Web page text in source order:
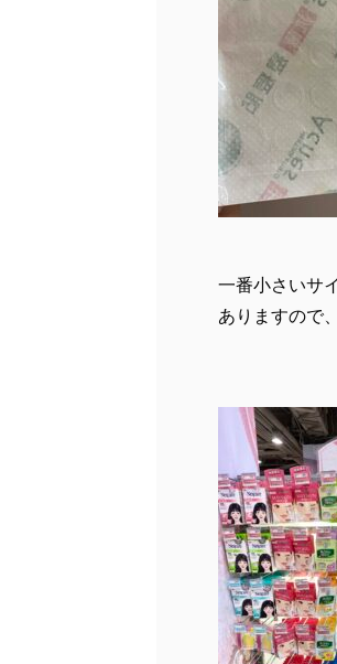
一番小さいサ
ありますので